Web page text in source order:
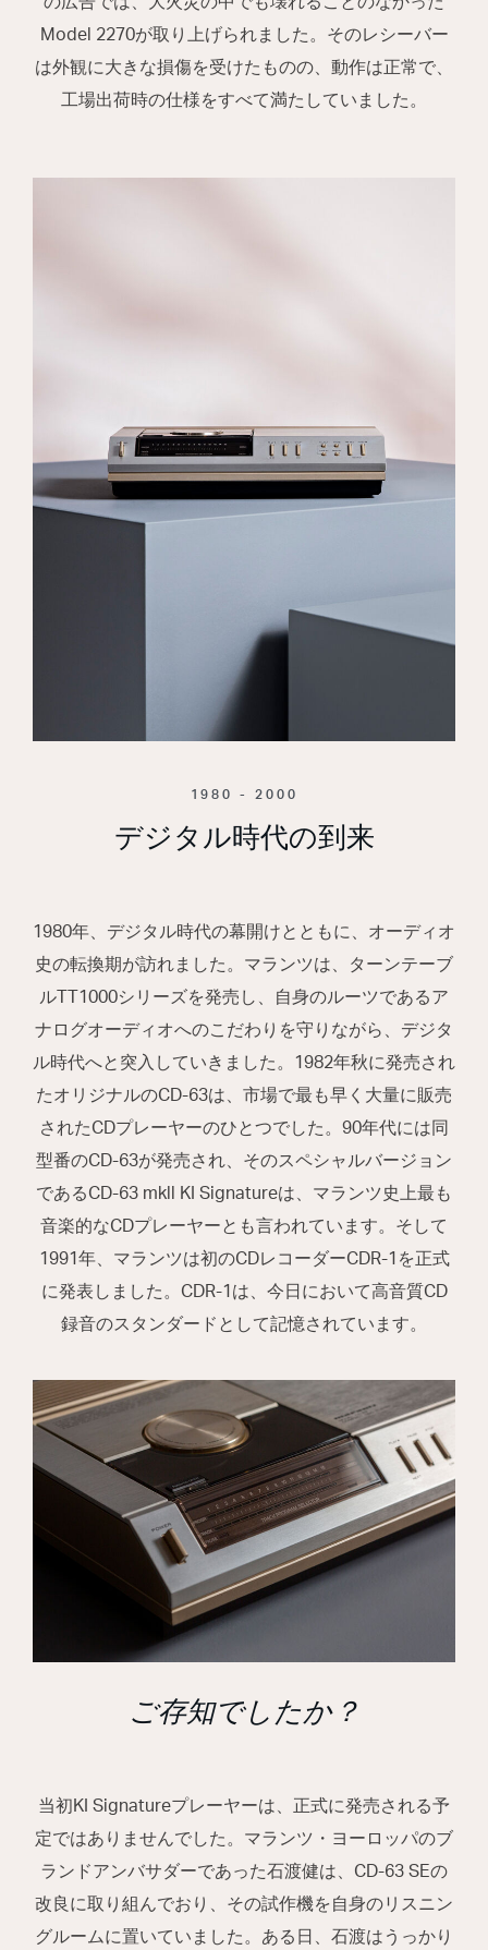
Model 2270が取り上げられました。そのレシーバー
は外観に大きな損傷を受けたものの、動作は正常で、
工場出荷時の仕様をすべて満たしていました。
1980 - 2000
デジタル時代の到来
1980年、デジタル時代の幕開けとともに、オーディオ
史の転換期が訪れました。マランツは、ターンテーブ
ルTT1000シリーズを発売し、自身のルーツであるア
ナログオーディオへのこだわりを守りながら、デジタ
ル時代へと突入していきました。1982年秋に発売され
たオリジナルのCD-63は、市場で最も早く大量に販売
されたCDプレーヤーのひとつでした。90年代には同
型番のCD-63が発売され、そのスペシャルバージョン
であるCD-63 mkll KI Signatureは、マランツ史上最も
音楽的なCDプレーヤーとも言われています。そして
1991年、マランツは初のCDレコーダーCDR-1を正式
に発表しました。CDR-1は、今日において高音質CD
録音のスタンダードとして記憶されています。
ご存知でしたか？
当初KI Signatureプレーヤーは、正式に発売される予
定ではありませんでした。マランツ・ヨーロッパのブ
ランドアンバサダーであった石渡健は、CD-63 SEの
改良に取り組んでおり、その試作機を自身のリスニン
グルームに置いていました。ある日、石渡はうっかり